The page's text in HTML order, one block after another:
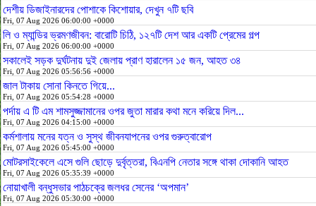
দেশীয় ডিজাইনারদের পোশাকে কিশোয়ার, দেখুন ৭টি ছবি
Fri, 07 Aug 2026 06:00:00 +0000
লি ও ম্যান্ডির ভ্রমণজীবন: বারোটি চিঠি, ১২৭টি দেশ আর একটি প্রেমের গল্প
Fri, 07 Aug 2026 06:00:00 +0000
সকালেই সড়ক দুর্ঘটনায় দুই জেলায় প্রাণ হারালেন ১৫ জন, আহত ৩৪
Fri, 07 Aug 2026 05:56:56 +0000
জাল টাকায় সোনা কিনতে গিয়ে...
Fri, 07 Aug 2026 05:54:28 +0000
পর্দায় এ টি এম শামসুজ্জামানের ওপর জুতা মারার কথা মনে করিয়ে দিল...
Fri, 07 Aug 2026 04:15:00 +0000
কর্মশালায় মনের যত্ন ও সুস্থ জীবনযাপনের ওপর গুরুত্বারোপ
Fri, 07 Aug 2026 05:45:00 +0000
মোটরসাইকেলে এসে গুলি ছোড়ে দুর্বৃত্তরা, বিএনপি নেতার সঙ্গে থাকা দোকানি আহত
Fri, 07 Aug 2026 05:35:39 +0000
নোয়াখালী বন্ধুসভার পাঠচক্রে জলধর সেনের ‘অপমান’
Fri, 07 Aug 2026 05:30:00 +0000